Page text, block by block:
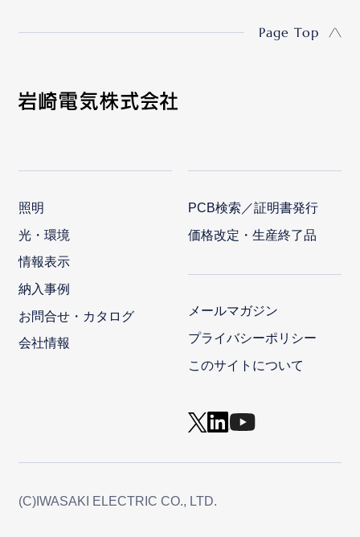
Page Top
照明
光・環境
情報表示
納入事例
お問合せ・カタログ
会社情報
PCB検索／証明書発行
価格改定・生産終了品
メールマガジン
プライバシーポリシー
このサイトについて
(C)IWASAKI ELECTRIC CO., LTD.